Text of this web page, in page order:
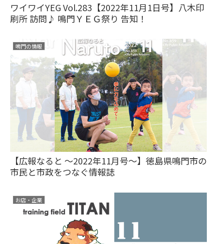
ワイワイYEG Vol.283【2022年11月1日号】八木印
刷所 訪問♪ 鳴門ＹＥＧ祭り 告知！
【広報なると ～2022年11月号～】徳島県鳴門市の
市民と市政をつなぐ情報誌
鳴門の情報
お店・企業